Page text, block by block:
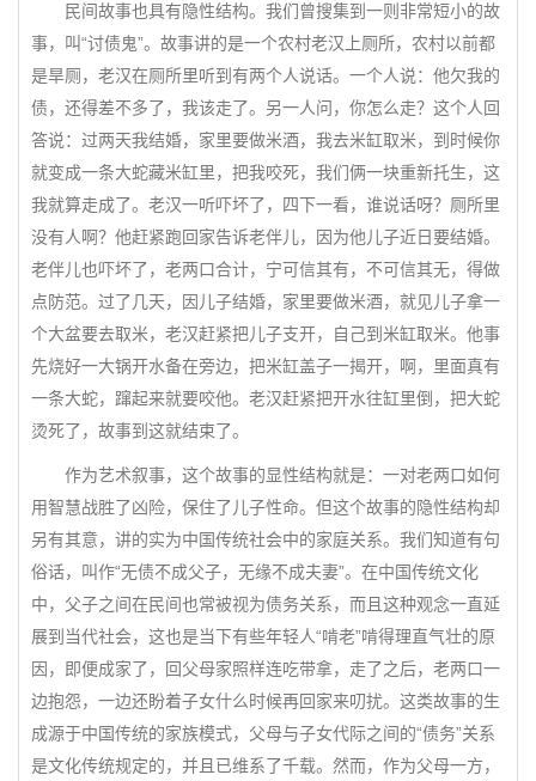
民间故事也具有隐性结构。我们曾搜集到一则非常短小的故
事，叫“讨债鬼”。故事讲的是一个农村老汉上厕所，农村以前都
是旱厕，老汉在厕所里听到有两个人说话。一个人说：他欠我的
债，还得差不多了，我该走了。另一人问，你怎么走？这个人回
答说：过两天我结婚，家里要做米酒，我去米缸取米，到时候你
就变成一条大蛇藏米缸里，把我咬死，我们俩一块重新托生，这
我就算走成了。老汉一听吓坏了，四下一看，谁说话呀？厕所里
没有人啊？他赶紧跑回家告诉老伴儿，因为他儿子近日要结婚。
老伴儿也吓坏了，老两口合计，宁可信其有，不可信其无，得做
点防范。过了几天，因儿子结婚，家里要做米酒，就见儿子拿一
个大盆要去取米，老汉赶紧把儿子支开，自己到米缸取米。他事
先烧好一大锅开水备在旁边，把米缸盖子一揭开，啊，里面真有
一条大蛇，蹿起来就要咬他。老汉赶紧把开水往缸里倒，把大蛇
烫死了，故事到这就结束了。
作为艺术叙事，这个故事的显性结构就是：一对老两口如何
用智慧战胜了凶险，保住了儿子性命。但这个故事的隐性结构却
另有其意，讲的实为中国传统社会中的家庭关系。我们知道有句
俗话，叫作“无债不成父子，无缘不成夫妻”。在中国传统文化
中，父子之间在民间也常被视为债务关系，而且这种观念一直延
展到当代社会，这也是当下有些年轻人“啃老”啃得理直气壮的原
因，即便成家了，回父母家照样连吃带拿，走了之后，老两口一
边抱怨，一边还盼着子女什么时候再回家来叨扰。这类故事的生
成源于中国传统的家族模式，父母与子女代际之间的“债务”关系
是文化传统规定的，并且已维系了千载。然而，作为父母一方，